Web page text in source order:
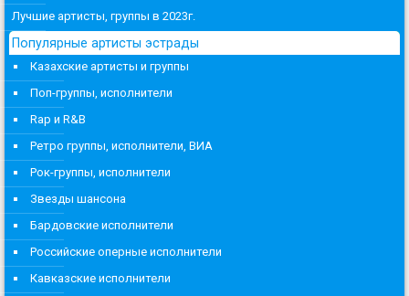
Лучшие артисты, группы в 2023г.
Популярные артисты эстрады
Казахские артисты и группы
Поп-группы, исполнители
Rap и R&B
Ретро группы, исполнители, ВИА
Рок-группы, исполнители
Звезды шансона
Бардовские исполнители
Российские оперные исполнители
Кавказские исполнители